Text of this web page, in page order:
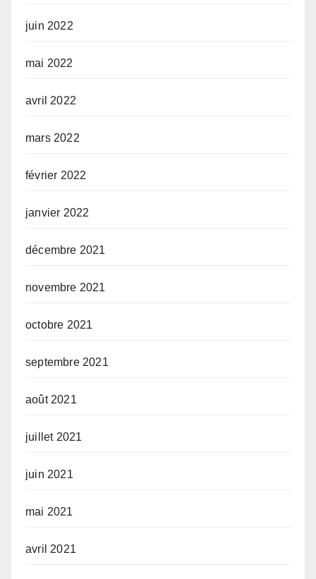
juin 2022
mai 2022
avril 2022
mars 2022
février 2022
janvier 2022
décembre 2021
novembre 2021
octobre 2021
septembre 2021
août 2021
juillet 2021
juin 2021
mai 2021
avril 2021